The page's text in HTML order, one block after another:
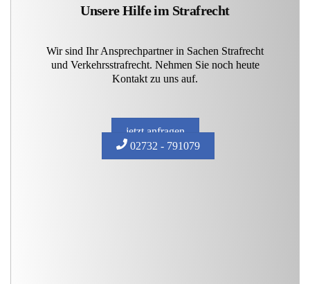
Unsere Hilfe im Strafrecht
Wir sind Ihr Ansprechpartner in Sachen Strafrecht
und Verkehrsstrafrecht. Nehmen Sie noch heute
Kontakt zu uns auf.
jetzt anfragen
02732 - 791079